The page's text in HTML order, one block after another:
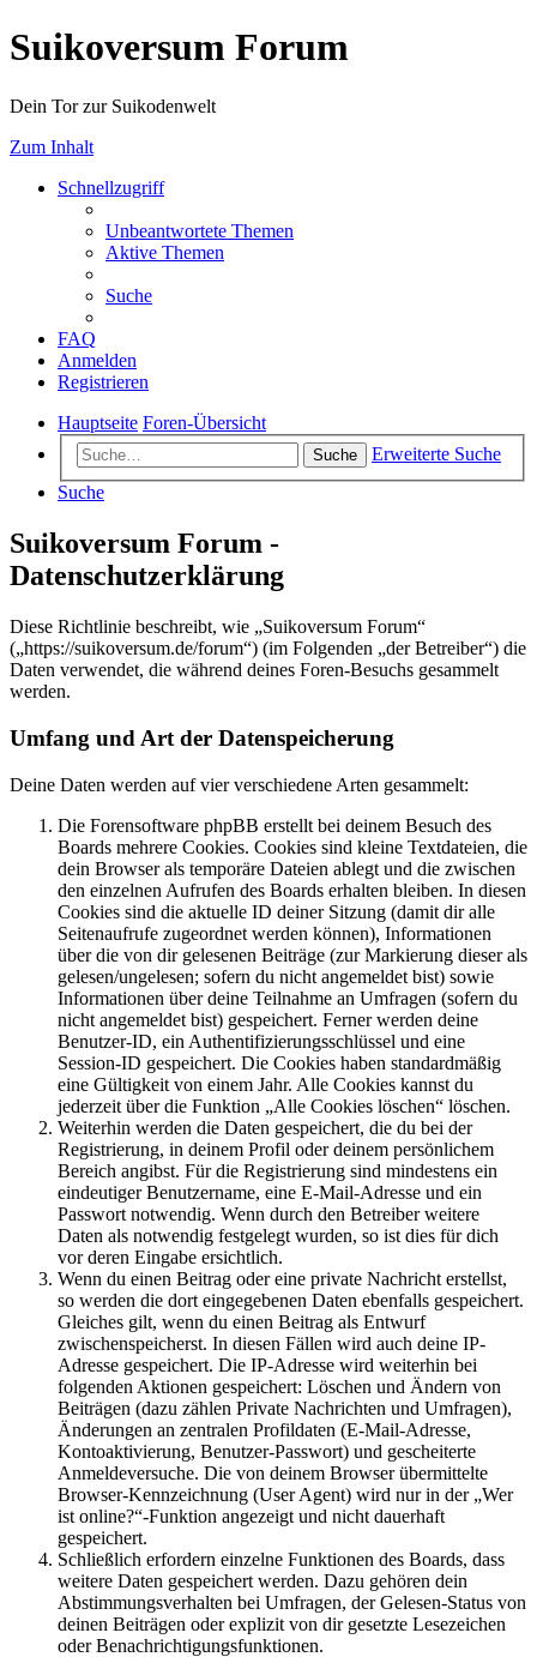
Suikoversum Forum
Dein Tor zur Suikodenwelt
Zum Inhalt
Schnellzugriff
Unbeantwortete Themen
Aktive Themen
Suche
FAQ
Anmelden
Registrieren
Hauptseite Foren-Übersicht
Suche
Erweiterte Suche
Suche
Suikoversum Forum -
Datenschutzerklärung
Diese Richtlinie beschreibt, wie „Suikoversum Forum“
(„https://suikoversum.de/forum“) (im Folgenden „der Betreiber“) die
Daten verwendet, die während deines Foren-Besuchs gesammelt
werden.
Umfang und Art der Datenspeicherung
Deine Daten werden auf vier verschiedene Arten gesammelt:
Die Forensoftware phpBB erstellt bei deinem Besuch des
Boards mehrere Cookies. Cookies sind kleine Textdateien, die
dein Browser als temporäre Dateien ablegt und die zwischen
den einzelnen Aufrufen des Boards erhalten bleiben. In diesen
Cookies sind die aktuelle ID deiner Sitzung (damit dir alle
Seitenaufrufe zugeordnet werden können), Informationen
über die von dir gelesenen Beiträge (zur Markierung dieser als
gelesen/ungelesen; sofern du nicht angemeldet bist) sowie
Informationen über deine Teilnahme an Umfragen (sofern du
nicht angemeldet bist) gespeichert. Ferner werden deine
Benutzer-ID, ein Authentifizierungsschlüssel und eine
Session-ID gespeichert. Die Cookies haben standardmäßig
eine Gültigkeit von einem Jahr. Alle Cookies kannst du
jederzeit über die Funktion „Alle Cookies löschen“ löschen.
Weiterhin werden die Daten gespeichert, die du bei der
Registrierung, in deinem Profil oder deinem persönlichem
Bereich angibst. Für die Registrierung sind mindestens ein
eindeutiger Benutzername, eine E-Mail-Adresse und ein
Passwort notwendig. Wenn durch den Betreiber weitere
Daten als notwendig festgelegt wurden, so ist dies für dich
vor deren Eingabe ersichtlich.
Wenn du einen Beitrag oder eine private Nachricht erstellst,
so werden die dort eingegebenen Daten ebenfalls gespeichert.
Gleiches gilt, wenn du einen Beitrag als Entwurf
zwischenspeicherst. In diesen Fällen wird auch deine IP-
Adresse gespeichert. Die IP-Adresse wird weiterhin bei
folgenden Aktionen gespeichert: Löschen und Ändern von
Beiträgen (dazu zählen Private Nachrichten und Umfragen),
Änderungen an zentralen Profildaten (E-Mail-Adresse,
Kontoaktivierung, Benutzer-Passwort) und gescheiterte
Anmeldeversuche. Die von deinem Browser übermittelte
Browser-Kennzeichnung (User Agent) wird nur in der „Wer
ist online?“-Funktion angezeigt und nicht dauerhaft
gespeichert.
Schließlich erfordern einzelne Funktionen des Boards, dass
weitere Daten gespeichert werden. Dazu gehören dein
Abstimmungsverhalten bei Umfragen, der Gelesen-Status von
deinen Beiträgen oder explizit von dir gesetzte Lesezeichen
oder Benachrichtigungsfunktionen.